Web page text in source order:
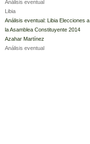
Análisis eventual
Libia
Análisis eventual: Libia Elecciones a
la Asamblea Constituyente 2014
Azahar Martínez
Análisis eventual